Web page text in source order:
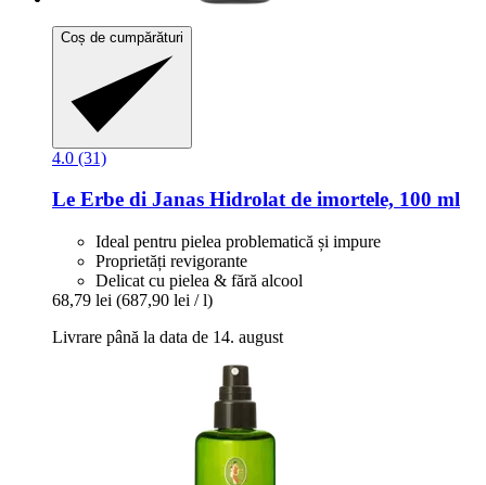
Coș de cumpărături
4.0 (31)
Le Erbe di Janas Hidrolat de imortele, 100 ml
Ideal pentru pielea problematică și impure
Proprietăți revigorante
Delicat cu pielea & fără alcool
68,79 lei (687,90 lei / l)
Livrare până la data de 14. august